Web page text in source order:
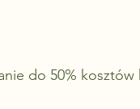
do 50% kosztów